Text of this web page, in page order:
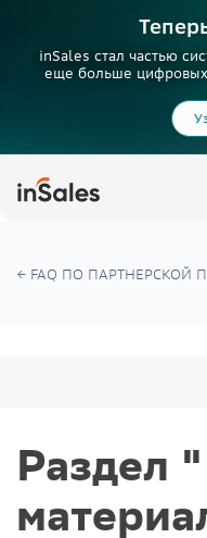
inSales стал частью
еще больше
FAQ ПО ПАРТНЕРСКОЙ
Раздел